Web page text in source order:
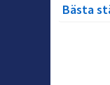
Bästa